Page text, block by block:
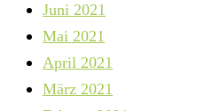
Juni 2021
Mai 2021
April 2021
März 2021